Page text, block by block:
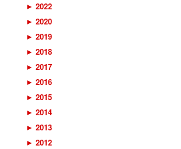
► 2022
► 2020
► 2019
► 2018
► 2017
► 2016
► 2015
► 2014
► 2013
► 2012